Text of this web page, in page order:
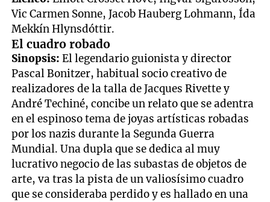
Vic Carmen Sonne, Jacob Hauberg Lohmann, Ída
Mekkín Hlynsdóttir.
El cuadro robado
Sinopsis: El legendario guionista y director
Pascal Bonitzer, habitual socio creativo de
realizadores de la talla de Jacques Rivette y
André Techiné, concibe un relato que se adentra
en el espinoso tema de joyas artísticas robadas
por los nazis durante la Segunda Guerra
Mundial. Una dupla que se dedica al muy
lucrativo negocio de las subastas de objetos de
arte, va tras la pista de un valiosísimo cuadro
que se consideraba perdido y es hallado en una